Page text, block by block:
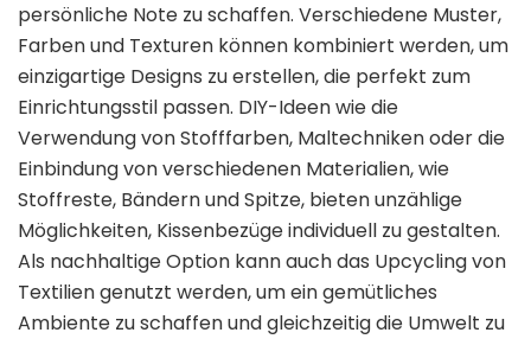
persönliche Note zu schaffen. Verschiedene Muster,
Farben und Texturen können kombiniert werden, um
einzigartige Designs zu erstellen, die perfekt zum
Einrichtungsstil passen. DIY-Ideen wie die
Verwendung von Stofffarben, Maltechniken oder die
Einbindung von verschiedenen Materialien, wie
Stoffreste, Bändern und Spitze, bieten unzählige
Möglichkeiten, Kissenbezüge individuell zu gestalten.
Als nachhaltige Option kann auch das Upcycling von
Textilien genutzt werden, um ein gemütliches
Ambiente zu schaffen und gleichzeitig die Umwelt zu